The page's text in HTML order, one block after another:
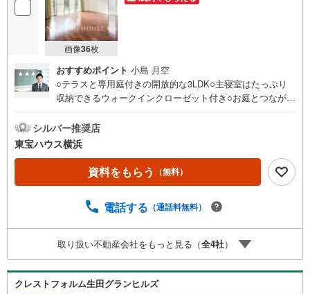
画像36枚
おすすめポイント 小島 月空
○テラスと専用庭付きの開放的な3LDK○主寝室はたっぷり
収納できるウォークインクローゼット付き○お庭とつながる
＝提携銀行 横浜銀行利用可変動金利35年の場合 金利
0.920％（諸条件あり）横浜銀行 提携金利＝＝＝＝＝＝＝
＝＝＝＝＝＝＝＝・年齢制限/20歳以上65歳以下で完済時満
80歳未満の方・返済期間/35年・利率/年利0.92％ （変動金
利の場合）※店頭金利より当初期間 -2.205％（35年）の適
消費税を加算した金額※金利は2026年4月時点のものであ
返済額の1.25倍が限度）
シルバー推奨店
東宝ハウス横浜
資料をもらう （無料）
電話する （通話料無料）
取り扱い不動産会社をもっと見る（全4社）
クレストフォルム生田グランヒルズ